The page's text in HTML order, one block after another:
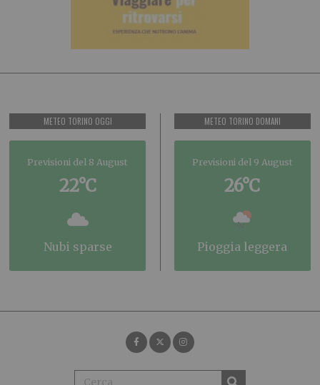
METEO TORINO OGGI
Previsioni del 8 August
22°C
nubi sparse
METEO TORINO DOMANI
Previsioni del 9 August
26°C
pioggia leggera